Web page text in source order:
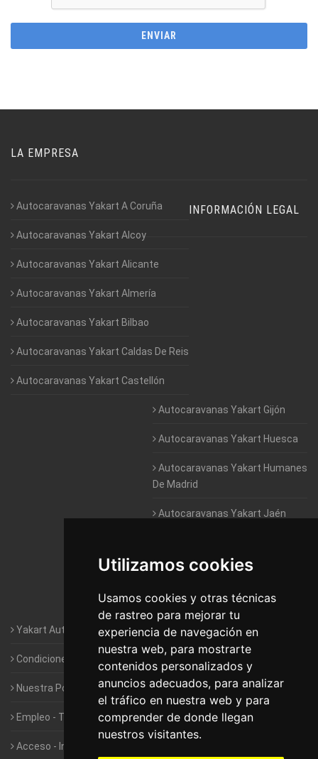
Utilizamos cookies
Usamos cookies y otras técnicas
de rastreo para mejorar tu
experiencia de navegación en
nuestra web, para mostrarte
contenidos personalizados y
anuncios adecuados, para analizar
el tráfico en nuestra web y para
comprender de donde llegan
nuestros visitantes.
LA EMPRESA
Autocaravanas Yakart A Coruña
Autocaravanas Yakart Alcoy
Autocaravanas Yakart Alicante
Autocaravanas Yakart Almería
Autocaravanas Yakart Bilbao
Autocaravanas Yakart Caldas De Reis
Autocaravanas Yakart Castellón
Autocaravanas Yakart Gijón
Autocaravanas Yakart Huesca
Autocaravanas Yakart Humanes
De Madrid
Autocaravanas Yakart Jaén
Autocaravanas Yakart Valencia
Autocaravanas Yakart Vitoria
INFORMACIÓN LEGAL
Yakart Autocaravanas · La empresa
Condiciones de Alquiler de Yakart
Nuestra Política de Privacidad
Empleo - Trabaja con nosotros
Acceso - Intranet de Franquiciados